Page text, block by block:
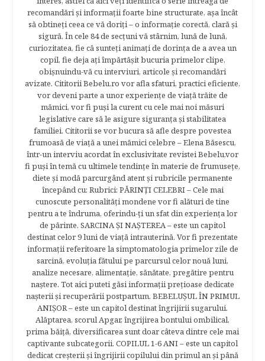
recomandări şi informaţii foarte bine structurate, aşa încât
să obtineţi ceea ce vă doriţi – o informaţie corectă, clară şi
sigură. În cele 84 de secțuni vă stârnim, lună de lună,
curiozitatea, fie că sunteţi animaţi de dorinţa de a avea un
copil, fie deja aţi împărtăşit bucuria primelor clipe,
obişnuindu-vă cu interviuri, articole şi recomandări
avizate. Cititorii Bebelu.ro vor afla sfaturi, practici eficiente,
vor deveni parte a unor experienţe de viaţă trăite de
mămici, vor fi puşi la curent cu cele mai noi măsuri
legislative care să le asigure siguranţa şi stabilitatea
familiei. Cititorii se vor bucura să afle despre povestea
frumoasă de viață a unei mămici celebre – Elena Băsescu,
într-un interviu acordat în exclusivitate revistei Bebelu,vor
fi puşi în temă cu ultimele tendinţe în materie de frumuseţe,
diete şi modă parcurgând atent şi rubricile permanente
începând cu: Rubrici: PĂRINŢI CELEBRI – Cele mai
cunoscute personalităţi mondene vor fi alături de tine
pentru a te îndruma, oferindu-ţi un sfat din experienţa lor
de părinte. SARCINA ŞI NAŞTEREA – este un capitol
destinat celor 9 luni de viaţă intrauterină. Vor fi prezentate
informaţii referitoare la simptomatologia primelor zile de
sarcină, evoluţia fătului pe parcursul celor nouă luni,
analize necesare, alimentaţie, sănătate, pregătire pentru
naştere. Tot aici puteti găsi informaţii preţioase dedicate
naşterii şi recuperării postpartum. BEBELUŞUL ÎN PRIMUL
ANIŞOR – este un capitol destinat îngrijirii sugarului.
Alăptarea, scorul Apgar, îngrijirea bontului ombilical,
prima băiţă, diversificarea sunt doar câteva dintre cele mai
captivante subcategorii. COPILUL 1-6 ANI – este un capitol
dedicat creşterii şi îngrijirii copilului din primul an şi până